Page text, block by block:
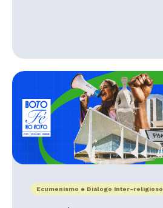
Ecumenismo e Diálogo Inter-religioso